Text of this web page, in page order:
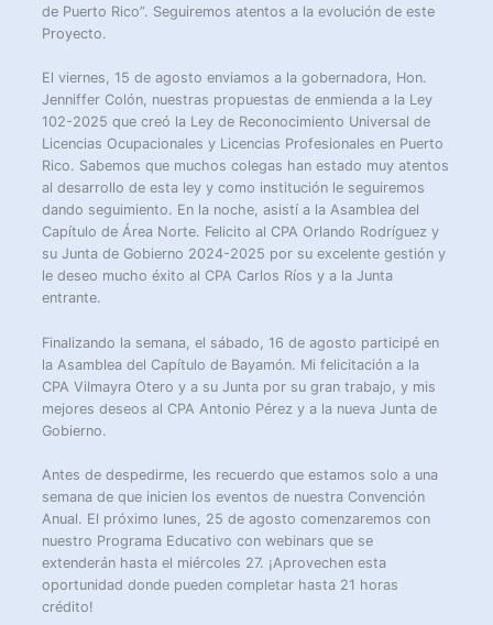
de Puerto Rico”. Seguiremos atentos a la evolución de este
Proyecto.
El viernes, 15 de agosto enviamos a la gobernadora, Hon.
Jenniffer Colón, nuestras propuestas de enmienda a la Ley
102-2025 que creó la Ley de Reconocimiento Universal de
Licencias Ocupacionales y Licencias Profesionales en Puerto
Rico. Sabemos que muchos colegas han estado muy atentos
al desarrollo de esta ley y como institución le seguiremos
dando seguimiento. En la noche, asistí a la Asamblea del
Capítulo de Área Norte. Felicito al CPA Orlando Rodríguez y
su Junta de Gobierno 2024-2025 por su excelente gestión y
le deseo mucho éxito al CPA Carlos Ríos y a la Junta
entrante.
Finalizando la semana, el sábado, 16 de agosto participé en
la Asamblea del Capítulo de Bayamón. Mi felicitación a la
CPA Vilmayra Otero y a su Junta por su gran trabajo, y mis
mejores deseos al CPA Antonio Pérez y a la nueva Junta de
Gobierno.
Antes de despedirme, les recuerdo que estamos solo a una
semana de que inicien los eventos de nuestra Convención
Anual. El próximo lunes, 25 de agosto comenzaremos con
nuestro Programa Educativo con webinars que se
extenderán hasta el miércoles 27. ¡Aprovechen esta
oportunidad donde pueden completar hasta 21 horas
crédito!